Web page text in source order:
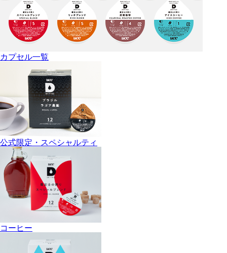
カプセル一覧
公式限定・スペシャルティ
コーヒー